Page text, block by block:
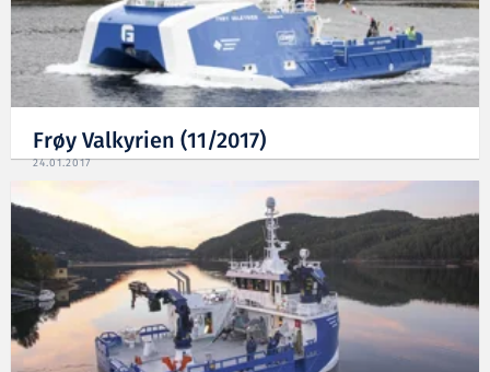
Frøy Valkyrien (11/2017)
24.01.2017